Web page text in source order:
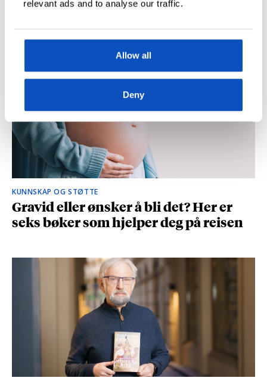
relevant ads and to analyse our traffic.
Allow all
Deny
og spionasje ble helt uinteressant i
KUNNSKAP OG STØTTE
Gravid eller ønsker å bli det? Her er
seks bøker som hjelper deg på reisen